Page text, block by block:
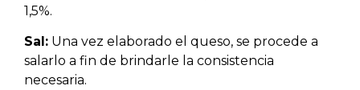
1,5%.
Sal: Una vez elaborado el queso, se procede a
salarlo a fin de brindarle la consistencia
necesaria.